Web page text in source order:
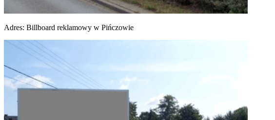
Adres: Billboard reklamowy w Pińczowie